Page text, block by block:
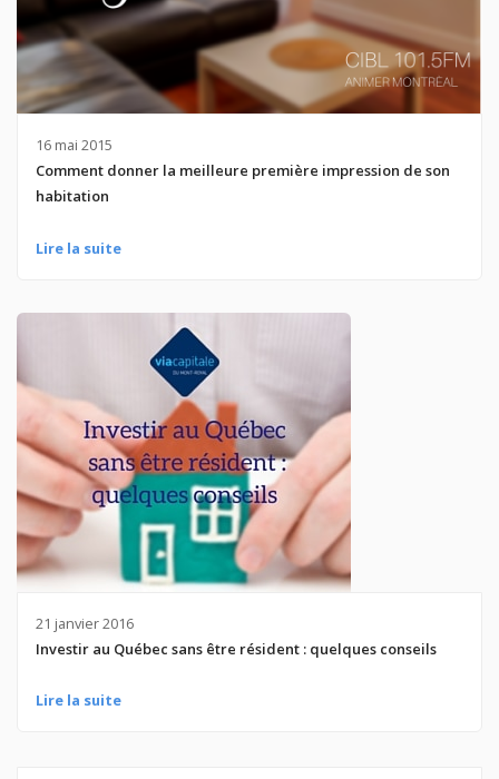
16 mai 2015
Comment donner la meilleure première impression de son
habitation
Lire la suite
21 janvier 2016
Investir au Québec sans être résident : quelques conseils
Lire la suite